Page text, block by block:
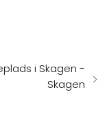
i Skagen -
Skagen